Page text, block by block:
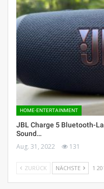
HOME-ENTERTAINMENT
JBL Charge 5 Bluetooth-
Sound…
Aug. 31, 2022 131
ZURÜCK NÄCHSTE 1